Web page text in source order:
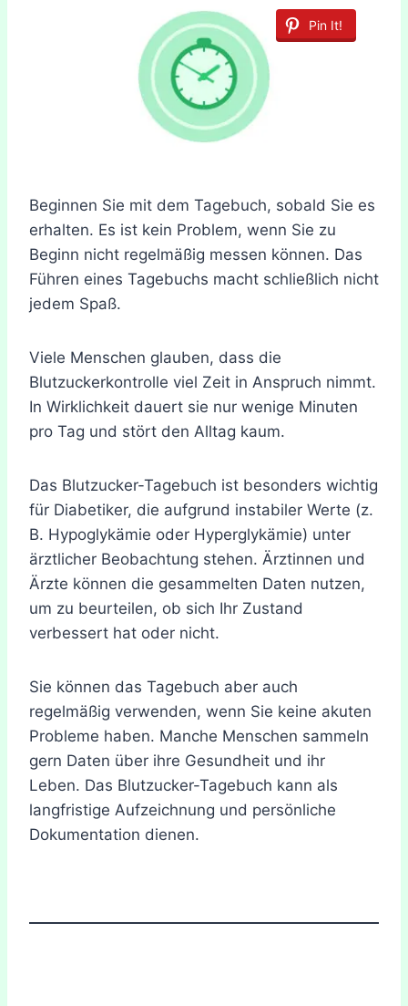
Pin It!
Beginnen Sie mit dem Tagebuch, sobald Sie es
erhalten. Es ist kein Problem, wenn Sie zu
Beginn nicht regelmäßig messen können. Das
Führen eines Tagebuchs macht schließlich nicht
jedem Spaß.
Viele Menschen glauben, dass die
Blutzuckerkontrolle viel Zeit in Anspruch nimmt.
In Wirklichkeit dauert sie nur wenige Minuten
pro Tag und stört den Alltag kaum.
Das Blutzucker-Tagebuch ist besonders wichtig
für Diabetiker, die aufgrund instabiler Werte (z.
B. Hypoglykämie oder Hyperglykämie) unter
ärztlicher Beobachtung stehen. Ärztinnen und
Ärzte können die gesammelten Daten nutzen,
um zu beurteilen, ob sich Ihr Zustand
verbessert hat oder nicht.
Sie können das Tagebuch aber auch
regelmäßig verwenden, wenn Sie keine akuten
Probleme haben. Manche Menschen sammeln
gern Daten über ihre Gesundheit und ihr
Leben. Das Blutzucker-Tagebuch kann als
langfristige Aufzeichnung und persönliche
Dokumentation dienen.